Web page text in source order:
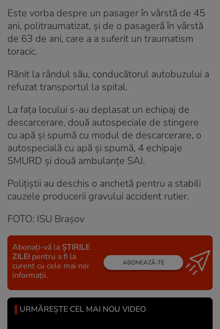
Este vorba despre un pasager în vârstă de 45
ani, politraumatizat, și de o pasageră în vârstă
de 63 de ani, care a a suferit un traumatism
toracic.
Rănit la rândul său, conducătorul autobuzului a
refuzat transportul la spital.
La faţa locului s-au deplasat un echipaj de
descarcerare, două autospeciale de stingere
cu apă şi spumă cu modul de descarcerare, o
autospecială cu apă şi spumă, 4 echipaje
SMURD şi două ambulanţe SAJ.
Polițiștii au deschis o anchetă pentru a stabili
cauzele producerii gravului accident rutier.
FOTO: ISU Brașov
Abonați-vă la ȘTIRILE
ZILEI pentru a fi la
curent cu cele mai noi
informații.
ABONEAZĂ-TE
URMĂREȘTE CEL MAI NOU VIDEO